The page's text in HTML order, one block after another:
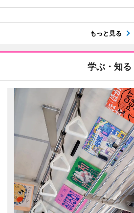
もっと見る
学ぶ・知る